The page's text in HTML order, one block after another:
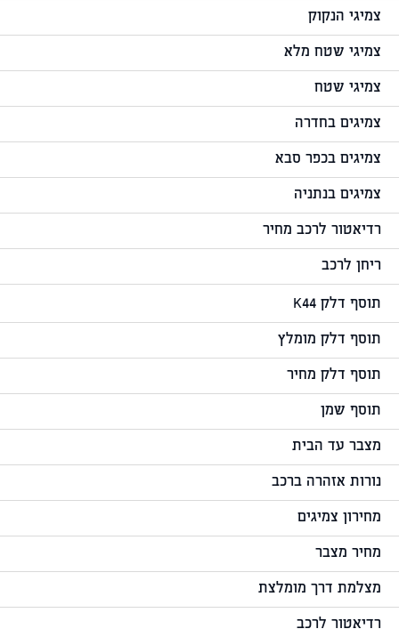
צמיגי הנקוק
צמיגי שטח מלא
צמיגי שטח
צמיגים בחדרה
צמיגים בכפר סבא
צמיגים בנתניה
רדיאטור לרכב מחיר
ריחן לרכב
תוסף דלק K44
תוסף דלק מומלץ
תוסף דלק מחיר
תוסף שמן
מצבר עד הבית
נורות אזהרה ברכב
מחירון צמיגים
מחיר מצבר
מצלמת דרך מומלצת
רדיאטור לרכב